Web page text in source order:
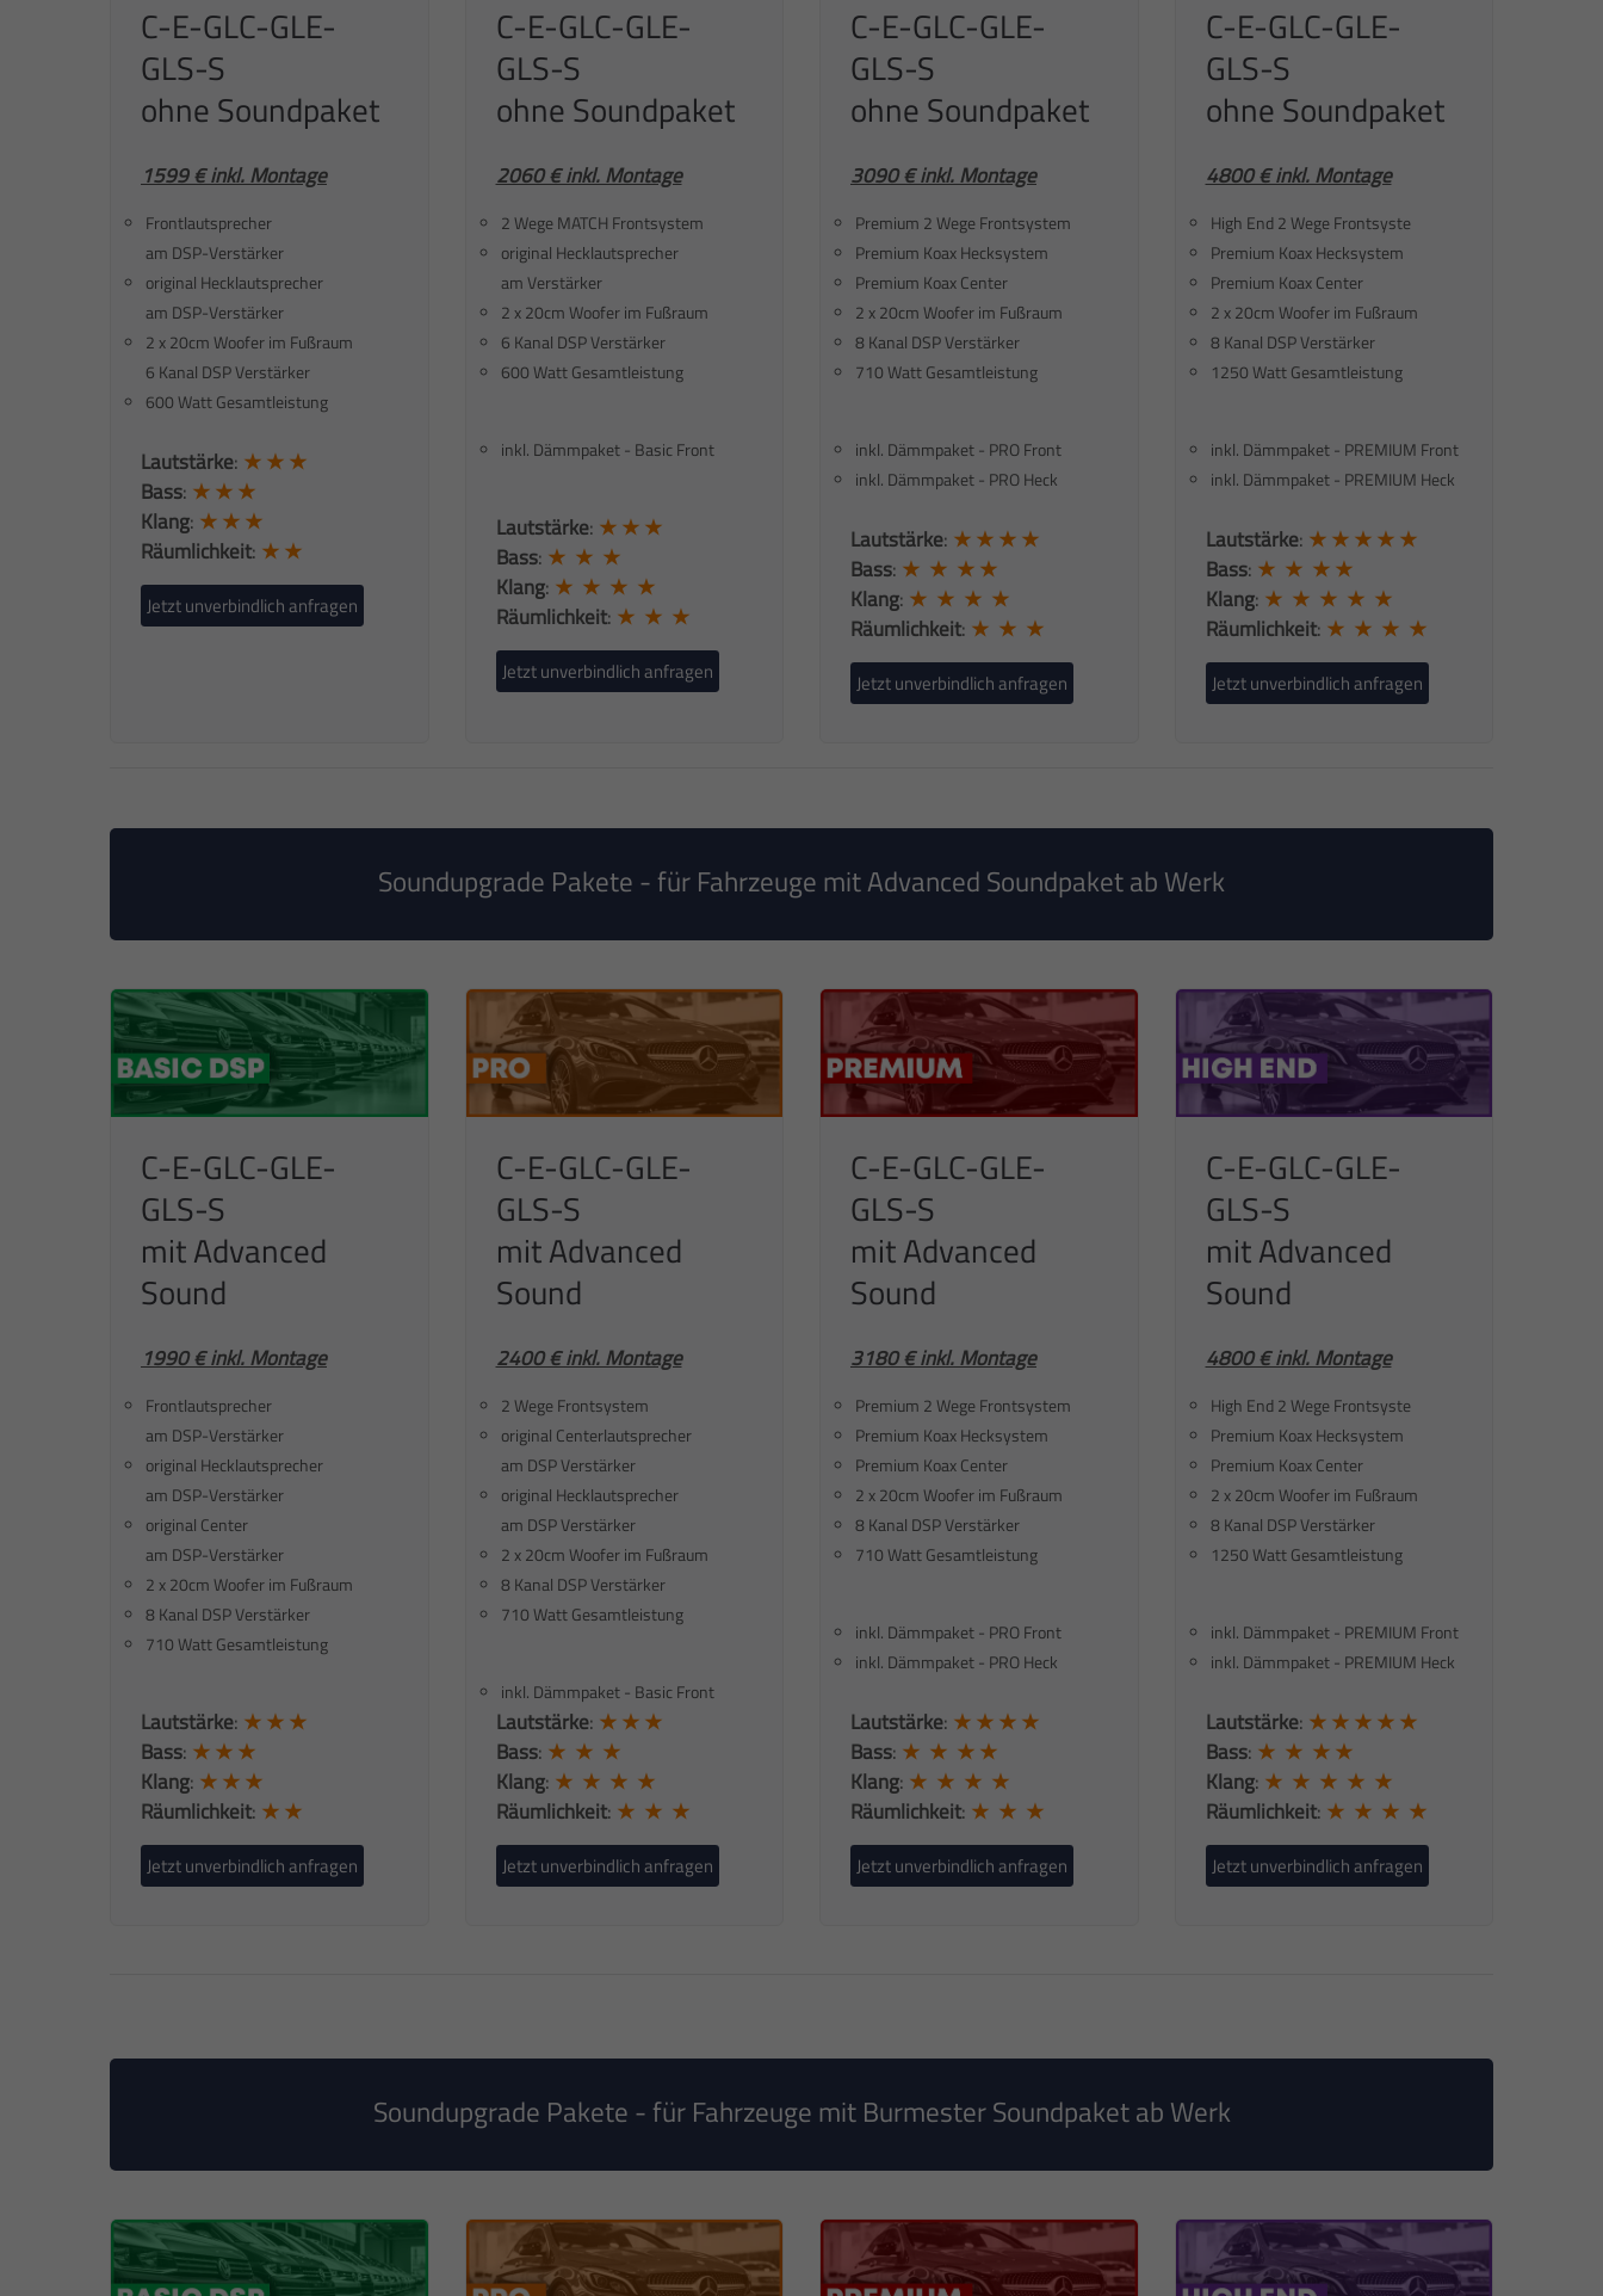
C-E-GLC-GLE-
GLS-S
ohne Soundpaket
1599 €inkl. Montage
Frontlautsprecher
am DSP-Verstärker
original Hecklautsprecher
am DSP-Verstärker
2 x 20cm Woofer im Fußraum
6 Kanal DSP Verstärker
600 Watt Gesamtleistung
Lautstärke: ★ ★ ★
Bass: ★ ★ ★
Klang: ★ ★ ★
Räumlichkeit: ★ ★
Jetzt unverbindlich anfragen
C-E-GLC-GLE-
GLS-S
ohne Soundpaket
2060 € inkl. Montage
2 Wege MATCH Frontsystem
original Hecklautsprecher
am Verstärker
2 x 20cm Woofer im Fußraum
6 Kanal DSP Verstärker
600 Watt Gesamtleistung
inkl. Dämmpaket - Basic Front
Lautstärke: ★ ★ ★
Bass: ★ ★ ★
Klang: ★ ★ ★ ★
Räumlichkeit: ★ ★ ★
Jetzt unverbindlich anfragen
C-E-GLC-GLE-
GLS-S
ohne Soundpaket
3090 € inkl. Montage
Premium 2 Wege Frontsystem
Premium Koax Hecksystem
Premium Koax Center
2 x 20cm Woofer im Fußraum
8 Kanal DSP Verstärker
710 Watt Gesamtleistung
inkl. Dämmpaket - PRO Front
inkl. Dämmpaket - PRO Heck
Lautstärke: ★ ★ ★ ★
Bass: ★ ★ ★ ★
Klang: ★ ★ ★ ★
Räumlichkeit: ★ ★ ★
Jetzt unverbindlich anfragen
C-E-GLC-GLE-
GLS-S
ohne Soundpaket
4800 € inkl. Montage
High End 2 Wege Frontsyste
Premium Koax Hecksystem
Premium Koax Center
2 x 20cm Woofer im Fußraum
8 Kanal DSP Verstärker
1250 Watt Gesamtleistung
inkl. Dämmpaket - PREMIUM Front
inkl. Dämmpaket - PREMIUM Heck
Lautstärke: ★ ★ ★ ★ ★
Bass: ★ ★ ★ ★
Klang: ★ ★ ★ ★ ★
Räumlichkeit: ★ ★ ★ ★
Jetzt unverbindlich anfragen
Soundupgrade Pakete - für Fahrzeuge mit Advanced Soundpaket ab Werk
C-E-GLC-GLE-
GLS-S
mit Advanced
Sound
1990 € inkl. Montage
Frontlautsprecher
am DSP-Verstärker
original Hecklautsprecher
am DSP-Verstärker
original Center
am DSP-Verstärker
2 x 20cm Woofer im Fußraum
8 Kanal DSP Verstärker
710 Watt Gesamtleistung
Lautstärke: ★ ★ ★
Bass: ★ ★ ★
Klang: ★ ★ ★
Räumlichkeit: ★ ★
Jetzt unverbindlich anfragen
C-E-GLC-GLE-
GLS-S
mit Advanced
Sound
2400 € inkl. Montage
2 Wege Frontsystem
original Centerlautsprecher
am DSP Verstärker
original Hecklautsprecher
am DSP Verstärker
2 x 20cm Woofer im Fußraum
8 Kanal DSP Verstärker
710 Watt Gesamtleistung
inkl. Dämmpaket - Basic Front
Lautstärke: ★ ★ ★
Bass: ★ ★ ★
Klang: ★ ★ ★ ★
Räumlichkeit: ★ ★ ★
Jetzt unverbindlich anfragen
C-E-GLC-GLE-
GLS-S
mit Advanced
Sound
3180 € inkl. Montage
Premium 2 Wege Frontsystem
Premium Koax Hecksystem
Premium Koax Center
2 x 20cm Woofer im Fußraum
8 Kanal DSP Verstärker
710 Watt Gesamtleistung
inkl. Dämmpaket - PRO Front
inkl. Dämmpaket - PRO Heck
Lautstärke: ★ ★ ★ ★
Bass: ★ ★ ★ ★
Klang: ★ ★ ★ ★
Räumlichkeit: ★ ★ ★
Jetzt unverbindlich anfragen
C-E-GLC-GLE-
GLS-S
mit Advanced
Sound
4800 € inkl. Montage
High End 2 Wege Frontsyste
Premium Koax Hecksystem
Premium Koax Center
2 x 20cm Woofer im Fußraum
8 Kanal DSP Verstärker
1250 Watt Gesamtleistung
inkl. Dämmpaket - PREMIUM Front
inkl. Dämmpaket - PREMIUM Heck
Lautstärke: ★ ★ ★ ★ ★
Bass: ★ ★ ★ ★
Klang: ★ ★ ★ ★ ★
Räumlichkeit: ★ ★ ★ ★
Jetzt unverbindlich anfragen
Soundupgrade Pakete - für Fahrzeuge mit Burmester Soundpaket ab Werk